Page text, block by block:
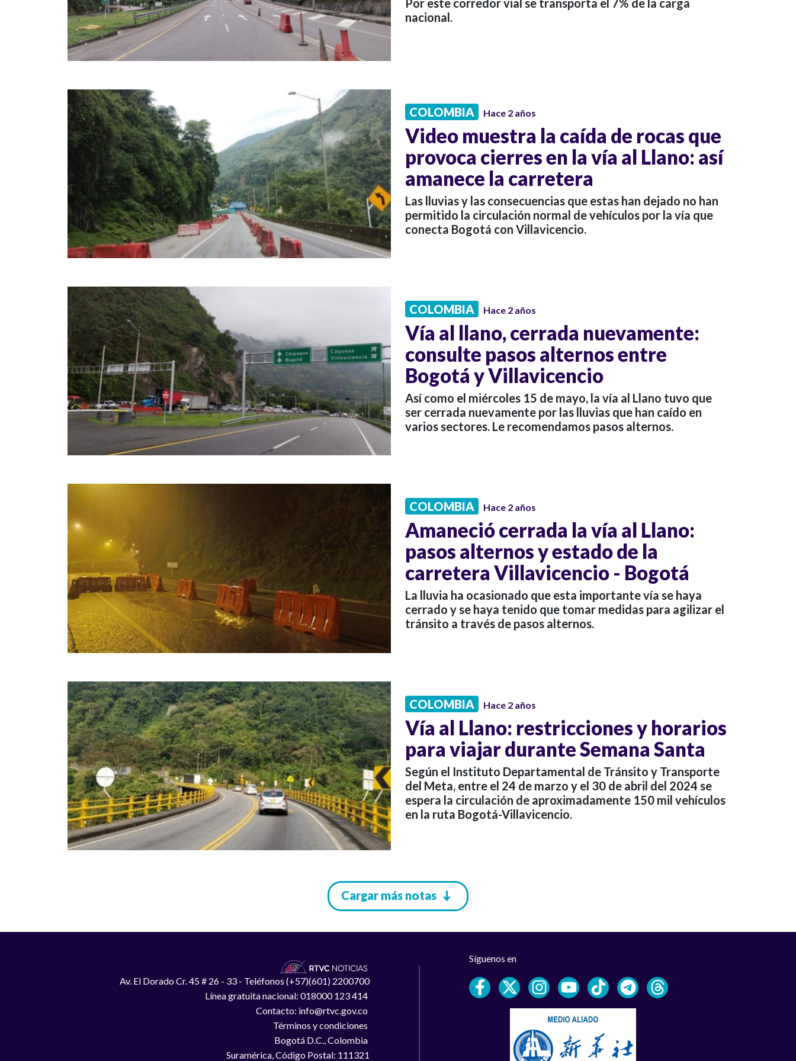
Por este corredor vial se transporta el 7% de la carga
nacional.
COLOMBIA Hace 2 años
Video muestra la caída de rocas que
provoca cierres en la vía al Llano: así
amanece la carretera
Las lluvias y las consecuencias que estas han dejado no han
permitido la circulación normal de vehículos por la vía que
conecta Bogotá con Villavicencio.
COLOMBIA Hace 2 años
Vía al llano, cerrada nuevamente:
consulte pasos alternos entre
Bogotá y Villavicencio
Así como el miércoles 15 de mayo, la vía al Llano tuvo que
ser cerrada nuevamente por las lluvias que han caído en
varios sectores. Le recomendamos pasos alternos.
COLOMBIA Hace 2 años
Amaneció cerrada la vía al Llano:
pasos alternos y estado de la
carretera Villavicencio - Bogotá
La lluvia ha ocasionado que esta importante vía se haya
cerrado y se haya tenido que tomar medidas para agilizar el
tránsito a través de pasos alternos.
COLOMBIA Hace 2 años
Vía al Llano: restricciones y horarios
para viajar durante Semana Santa
Según el Instituto Departamental de Tránsito y Transporte
del Meta, entre el 24 de marzo y el 30 de abril del 2024 se
espera la circulación de aproximadamente 150 mil vehículos
en la ruta Bogotá-Villavicencio.
Cargar más notas
Av. El Dorado Cr. 45 # 26 - 33 - Teléfonos (+57)(601) 2200700
Línea gratuita nacional: 018000 123 414
Contacto: info@rtvc.gov.co
Términos y condiciones
Bogotá D.C., Colombia
Suramérica, Código Postal: 111321
Síguenos en